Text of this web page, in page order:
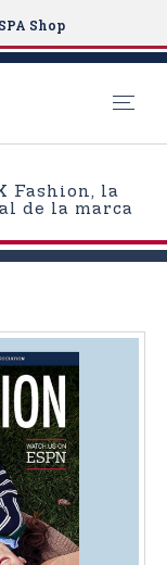
Shop
Fashion, la
de la marca